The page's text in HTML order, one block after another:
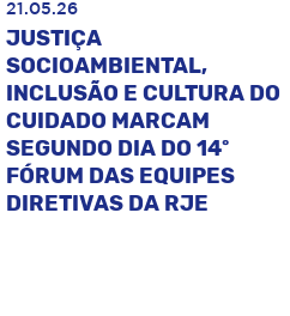
21.05.26
JUSTIÇA
SOCIOAMBIENTAL,
INCLUSÃO E CULTURA DO
CUIDADO MARCAM
SEGUNDO DIA DO 14º
FÓRUM DAS EQUIPES
DIRETIVAS DA RJE